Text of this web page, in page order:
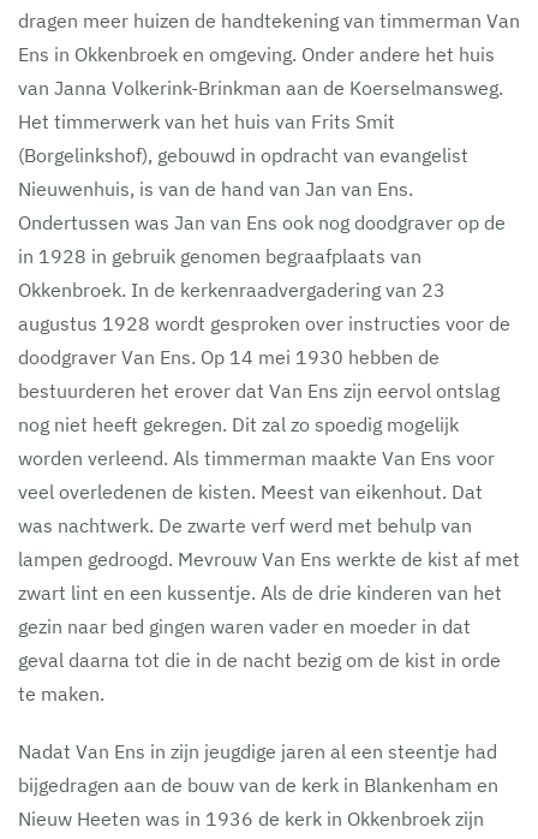
dragen meer huizen de handtekening van timmerman Van
Ens in Okkenbroek en omgeving. Onder andere het huis
van Janna Volkerink-Brinkman aan de Koerselmansweg.
Het timmerwerk van het huis van Frits Smit
(Borgelinkshof), gebouwd in opdracht van evangelist
Nieuwenhuis, is van de hand van Jan van Ens.
Ondertussen was Jan van Ens ook nog doodgraver op de
in 1928 in gebruik genomen begraafplaats van
Okkenbroek. In de kerkenraadvergadering van 23
augustus 1928 wordt gesproken over instructies voor de
doodgraver Van Ens. Op 14 mei 1930 hebben de
bestuurderen het erover dat Van Ens zijn eervol ontslag
nog niet heeft gekregen. Dit zal zo spoedig mogelijk
worden verleend. Als timmerman maakte Van Ens voor
veel overledenen de kisten. Meest van eikenhout. Dat
was nachtwerk. De zwarte verf werd met behulp van
lampen gedroogd. Mevrouw Van Ens werkte de kist af met
zwart lint en een kussentje. Als de drie kinderen van het
gezin naar bed gingen waren vader en moeder in dat
geval daarna tot die in de nacht bezig om de kist in orde
te maken.
Nadat Van Ens in zijn jeugdige jaren al een steentje had
bijgedragen aan de bouw van de kerk in Blankenham en
Nieuw Heeten was in 1936 de kerk in Okkenbroek zijn